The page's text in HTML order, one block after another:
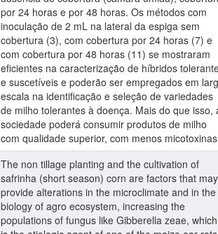
por 24 horas e por 48 horas. Os métodos com
inoculação de 2 mL na lateral da espiga sem
cobertura (3), com cobertura por 24 horas (7) e
com cobertura por 48 horas (11) se mostraram
eficientes na caracterização de híbridos
e suscetíveis e poderão ser empregados em
escala na identificação e seleção de variedades
de milho tolerantes à doença. Mais do que isso,
sociedade poderá consumir produtos de milho
com qualidade superior, com menos micotoxinas
The non tillage planting and the cultivation of
safrinha (short season) corn are factors that may
provide alterations in the microclimate and in the
biology of agro ecosystem, increasing the
populations of fungus like Gibberella zeae, which